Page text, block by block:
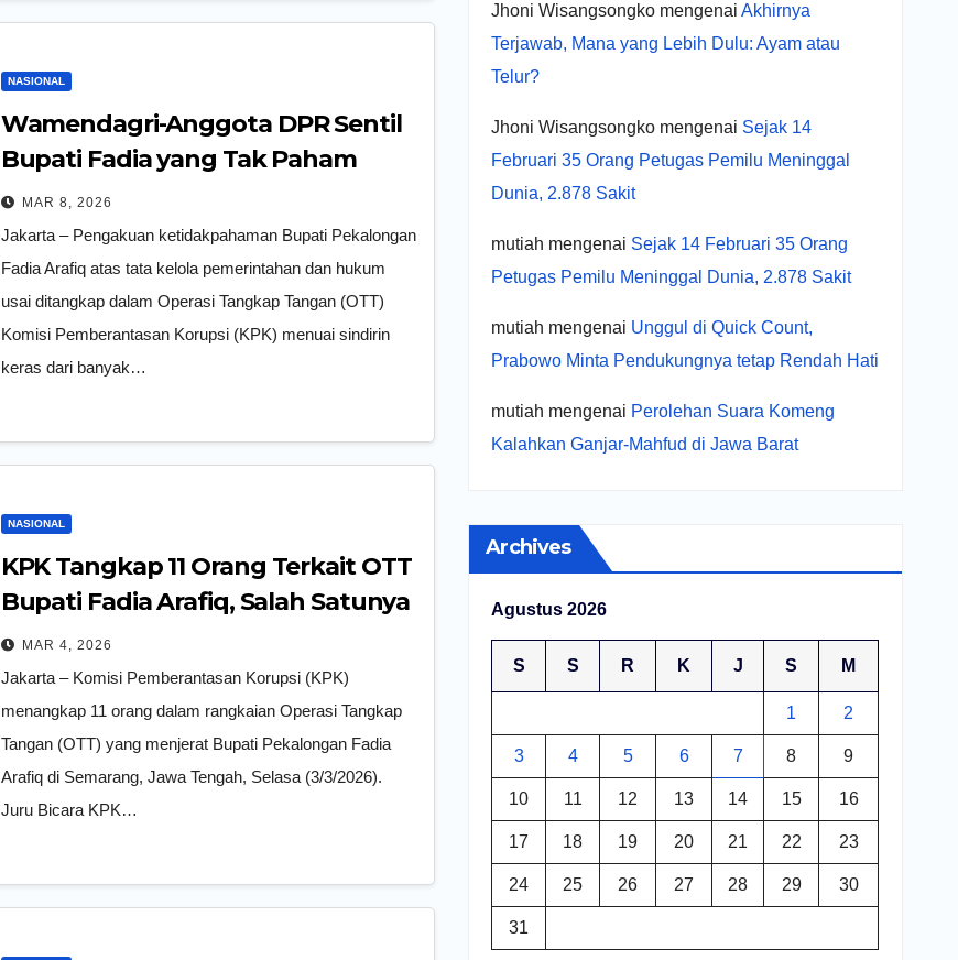
NASIONAL
Wamendagri-Anggota DPR Sentil
Bupati Fadia yang Tak Paham
Birokrasi
MAR 8, 2026
Jakarta – Pengakuan ketidakpahaman Bupati Pekalongan
Fadia Arafiq atas tata kelola pemerintahan dan hukum
usai ditangkap dalam Operasi Tangkap Tangan (OTT)
Komisi Pemberantasan Korupsi (KPK) menuai sindirin
keras dari banyak…
NASIONAL
KPK Tangkap 11 Orang Terkait OTT
Bupati Fadia Arafiq, Salah Satunya
Sekda Pemkab Pekalongan
MAR 4, 2026
Jakarta – Komisi Pemberantasan Korupsi (KPK)
menangkap 11 orang dalam rangkaian Operasi Tangkap
Tangan (OTT) yang menjerat Bupati Pekalongan Fadia
Arafiq di Semarang, Jawa Tengah, Selasa (3/3/2026).
Juru Bicara KPK…
Jhoni Wisangsongko mengenaiAkhirnya
Terjawab, Mana yang Lebih Dulu: Ayam atau
Telur?
Jhoni Wisangsongko mengenai Sejak 14
Februari 35 Orang Petugas Pemilu Meninggal
Dunia, 2.878 Sakit
mutiah mengenai Sejak 14 Februari 35 Orang
Petugas Pemilu Meninggal Dunia, 2.878 Sakit
mutiah mengenai Unggul di Quick Count,
Prabowo Minta Pendukungnya tetap Rendah Hati
mutiah mengenai Perolehan Suara Komeng
Kalahkan Ganjar-Mahfud di Jawa Barat
Archives
Agustus 2026
S S R K J S M
1 2
3 4 5 6 7 8 9
10 11 12 13 14 15 16
17 18 19 20 21 22 23
24 25 26 27 28 29 30
31